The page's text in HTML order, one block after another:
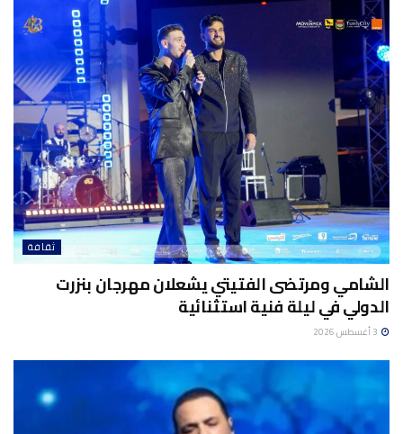
ثقافة
الشامي ومرتضى الفتيتي يشعلان مهرجان بنزرت
الدولي في ليلة فنية استثنائية